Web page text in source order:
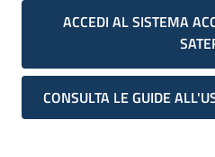
ACCEDI AL SISTEMA
CONSULTA LE GUIDE